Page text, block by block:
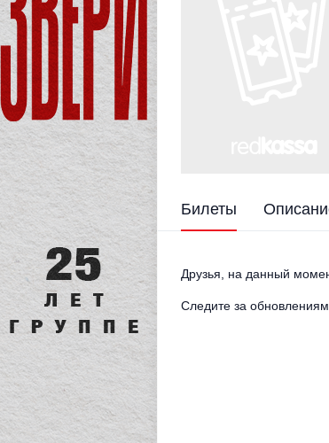
Билеты
Друзья, на данный
Следите за